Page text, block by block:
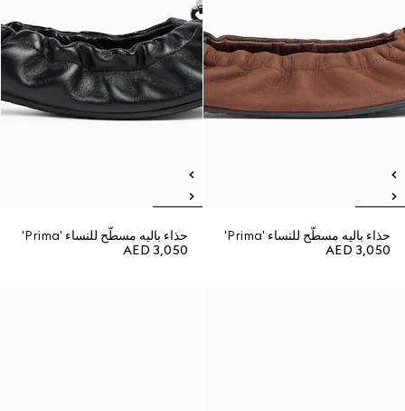
حذاء باليه مسطّح للنساء 'Prima'
AED 3,050
حذاء باليه مسطّح للنساء 'Prima'
AED 3,050